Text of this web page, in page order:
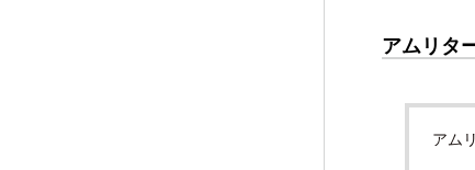
アムリタ
アム